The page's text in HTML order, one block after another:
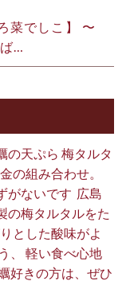
菜でしこ】 〜
…
の天ぷら 梅タルタ
の組み合わせ。
がないです ⁡ 広島
の梅タルタルをた
とした酸味がよ
、 軽い食べ心地
好きの方は、ぜひ